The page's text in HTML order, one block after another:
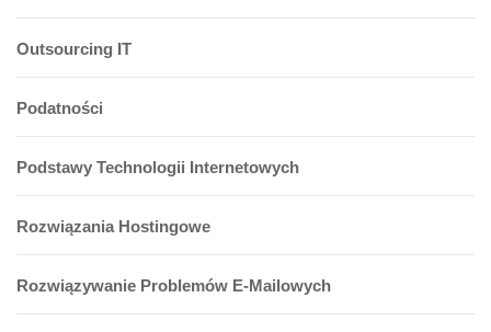
Outsourcing IT
Podatności
Podstawy Technologii Internetowych
Rozwiązania Hostingowe
Rozwiązywanie Problemów E-Mailowych